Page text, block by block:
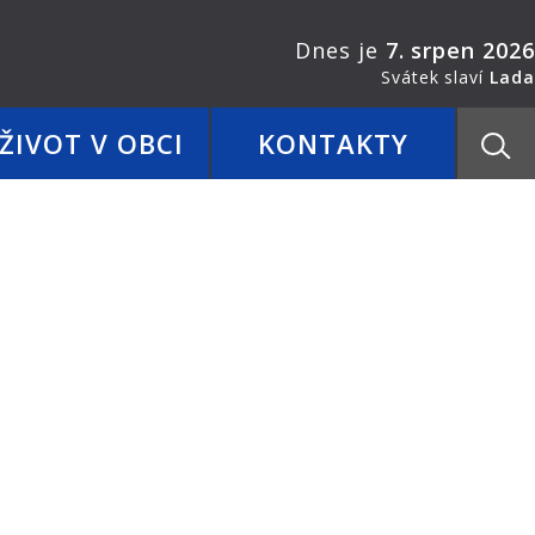
ŽIVOT V OBCI KONTAKTY
Dnes je 7. srpen 2026
Svátek slaví Lada